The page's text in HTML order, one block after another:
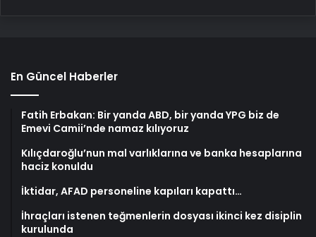
En Güncel Haberler
Fatih Erbakan: Bir yanda ABD, bir yanda YPG biz de
Emevi Camii’nde namaz kılıyoruz
Kılıçdaroğlu’nun mal varlıklarına ve banka hesaplarına
haciz konuldu
İktidar, AFAD personeline kapıları kapattı…
İhraçları istenen teğmenlerin dosyası ikinci kez disiplin
kurulunda